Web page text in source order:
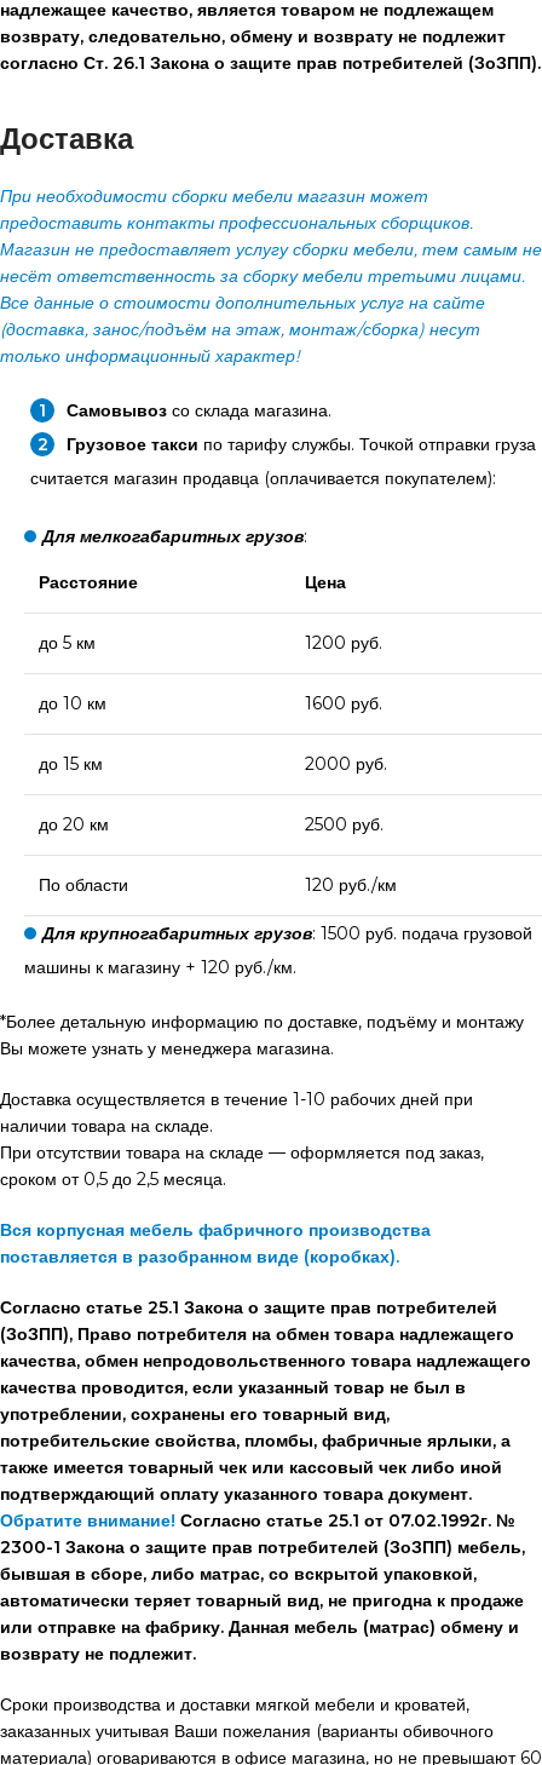
надлежащее качество, является товаром не подлежащем
возврату, следовательно, обмену и возврату не подлежит
согласно Ст. 26.1 Закона о защите прав потребителей (ЗоЗПП).
Доставка
При необходимости сборки мебели магазин может
предоставить контакты профессиональных сборщиков.
Магазин не предоставляет услугу сборки мебели, тем самым не
несёт ответственность за сборку мебели третьими лицами.
Все данные о стоимости дополнительных услуг на сайте
(доставка, занос/подъём на этаж, монтаж/сборка) несут
только информационный характер!
Самовывоз со склада магазина.
Грузовое такси по тарифу службы. Точкой отправки груза
считается магазин продавца (оплачивается покупателем):
Для мелкогабаритных грузов:
Расстояние Цена
до 5 км 1200 руб.
до 10 км 1600 руб.
до 15 км 2000 руб.
до 20 км 2500 руб.
По области 120 руб./км
Для крупногабаритных грузов: 1500 руб. подача грузовой
машины к магазину + 120 руб./км.
*Более детальную информацию по доставке, подъёму и монтажу
Вы можете узнать у менеджера магазина.
Доставка осуществляется в течение 1-10 рабочих дней при
наличии товара на складе.
При отсутствии товара на складе — оформляется под заказ,
сроком от 0,5 до 2,5 месяца.
Вся корпусная мебель фабричного производства
поставляется в разобранном виде (коробках).
Согласно статье 25.1 Закона о защите прав потребителей
(ЗоЗПП), Право потребителя на обмен товара надлежащего
качества, обмен непродовольственного товара надлежащего
качества проводится, если указанный товар не был в
употреблении, сохранены его товарный вид,
потребительские свойства, пломбы, фабричные ярлыки, а
также имеется товарный чек или кассовый чек либо иной
подтверждающий оплату указанного товара документ.
Обратите внимание! Согласно статье 25.1 от 07.02.1992г. №
2300-1 Закона о защите прав потребителей (ЗоЗПП) мебель,
бывшая в сборе, либо матрас, со вскрытой упаковкой,
автоматически теряет товарный вид, не пригодна к продаже
или отправке на фабрику. Данная мебель (матрас) обмену и
возврату не подлежит.
Сроки производства и доставки мягкой мебели и кроватей,
заказанных учитывая Ваши пожелания (варианты обивочного
материала) оговариваются в офисе магазина, но не превышают 60